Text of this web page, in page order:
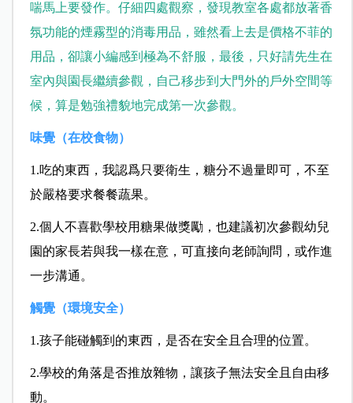
喘馬上要發作。仔細四處觀察，發現教室各處都放著香
氛功能的煙霧型的消毒用品，雖然看上去是價格不菲的
用品，卻讓小編感到極為不舒服，最後，只好請先生在
室內與園長繼續參觀，自己移步到大門外的戶外空間等
候，算是勉強禮貌地完成第一次參觀。
味覺（在校食物）
1.吃的東西，我認爲只要衛生，糖分不過量即可，不至
於嚴格要求餐餐蔬果。
2.個人不喜歡學校用糖果做獎勵，也建議初次參觀幼兒
園的家長若與我一樣在意，可直接向老師詢問，或作進
一步溝通。
觸覺（環境安全）
1.孩子能碰觸到的東西，是否在安全且合理的位置。
2.學校的角落是否推放雜物，讓孩子無法安全且自由移
動。